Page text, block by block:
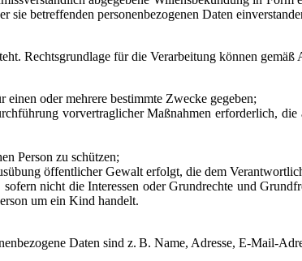
sie betreffenden personenbezogenen Daten
Rechtsgrundlage für die Verarbeitung können gemäß
oder mehrere bestimmte Zwecke gegeben;
vorvertraglicher Maßnahmen erforderlich,
Person zu schützen;
öffentlicher Gewalt erfolgt, die dem
nicht die Interessen oder Grundrechte und
um ein Kind handelt.
Daten sind z. B. Name, Adresse, E-Mail-